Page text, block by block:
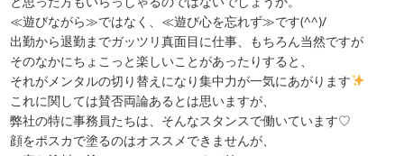
≪遊びながら≫ではなく、≪遊び心を忘れず≫です(^^)/
出勤から退勤までガッツリ真面目に仕事、もちろん当然ですが
そのなかにちょこっと楽しいことがあったりすると、
それがメンタルの切り替えになり集中力が一気にあがります
これに関しては賛否両論あるとは思いますが、
弊社の特に事務員たちは、そんなスタンスで働いています♡
顔をポスカで塗るのはオススメできませんが、